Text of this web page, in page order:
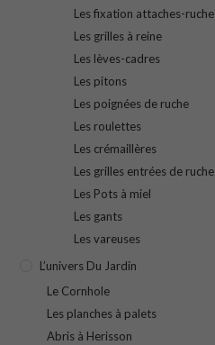
Les fixation attaches-ruche
Les grilles à reine
Les lèves-cadres
Les pitons
Les poignées de ruche
Les roulettes
Les crémaillères
Les grilles entrées de ruche
Les Pots à miel
Les gants
Les vareuses
L’univers Du Jardin
Le Cornhole
Les planches à palets
Abris à Herisson